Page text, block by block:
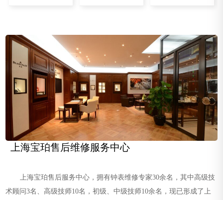
上海宝珀售后维修服务中心
上海宝珀售后服务中心 ，拥有钟表维修专家30余名，其中高级技
术顾问3名、高级技师10名，初级、中级技师10余名，现已形成了上